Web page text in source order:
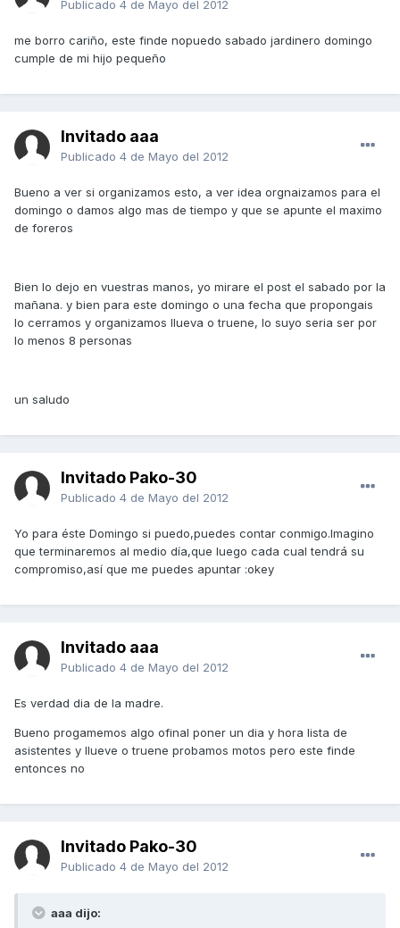
Publicado 4 de Mayo del 2012
me borro cariño, este finde nopuedo sabado jardinero domingo
cumple de mi hijo pequeño
Invitado aaa
Publicado 4 de Mayo del 2012
Bueno a ver si organizamos esto, a ver idea orgnaizamos para el
domingo o damos algo mas de tiempo y que se apunte el maximo
de foreros
Bien lo dejo en vuestras manos, yo mirare el post el sabado por la
mañana. y bien para este domingo o una fecha que propongais
lo cerramos y organizamos llueva o truene, lo suyo seria ser por
lo menos 8 personas
un saludo
Invitado Pako-30
Publicado 4 de Mayo del 2012
Yo para éste Domingo si puedo,puedes contar conmigo.Imagino
que terminaremos al medio día,que luego cada cual tendrá su
compromiso,así que me puedes apuntar :okey
Invitado aaa
Publicado 4 de Mayo del 2012
Es verdad dia de la madre.
Bueno progamemos algo ofinal poner un dia y hora lista de
asistentes y llueve o truene probamos motos pero este finde
entonces no
Invitado Pako-30
Publicado 4 de Mayo del 2012
aaa dijo: